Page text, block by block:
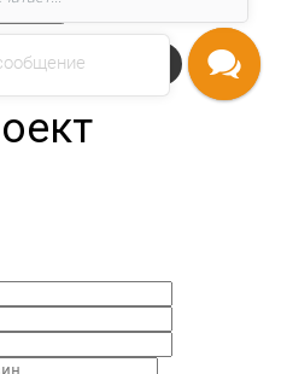
Напишите нам